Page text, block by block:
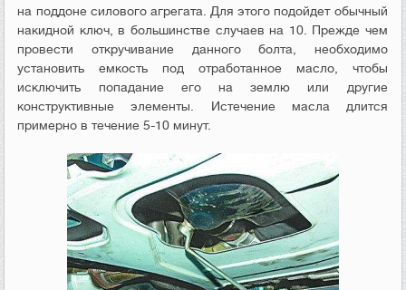
на поддоне силового агрегата. Для этого подойдет обычный
накидной ключ, в большинстве случаев на 10. Прежде чем
провести откручивание данного болта, необходимо
установить емкость под отработанное масло, чтобы
исключить попадание его на землю или другие
конструктивные элементы. Истечение масла длится
примерно в течение 5-10 минут.